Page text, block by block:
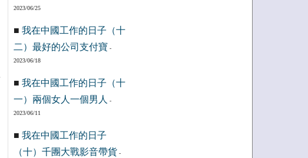
2023/06/25
■ 我在中國工作的日子（十
二）最好的公司支付寶 -
2023/06/18
■ 我在中國工作的日子（十
一）兩個女人一個男人
-
2023/06/11
■ 我在中國工作的日子
（十）千團大戰影音帶貨 -